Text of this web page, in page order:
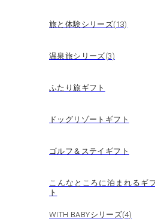
旅と体験シリーズ(13)
温泉旅シリーズ(3)
ふたり旅ギフト
ドッグリゾートギフト
ゴルフ＆ステイギフト
こんなところに泊まれるギ
ト
WITH BABYシリーズ(4)